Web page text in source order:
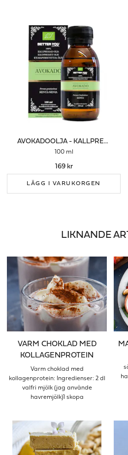
AVOKADOOLJA - KALLPRESSAD
100 ml
169 kr
LÄGG I VARUKORGEN
LIKNANDE
VARM CHOKLAD MED
KOLLAGENPROTEIN
Varm choklad med
kollagenprotein: Ingredienser: 2 dl
valfri mjölk (jag använde
havremjölk)1 skopa